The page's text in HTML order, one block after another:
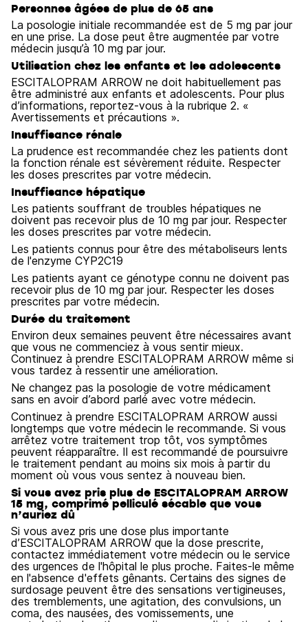
Personnes âgées de plus de 65 ans
La posologie initiale recommandée est de 5 mg par jour
en une prise. La dose peut être augmentée par votre
médecin jusqu’à 10 mg par jour.
Utilisation chez les enfants et les adolescents
ESCITALOPRAM ARROW ne doit habituellement pas
être administré aux enfants et adolescents. Pour plus
d’informations, reportez-vous à la rubrique 2. «
Avertissements et précautions ».
Insuffisance rénale
La prudence est recommandée chez les patients dont
la fonction rénale est sévèrement réduite. Respecter
les doses prescrites par votre médecin.
Insuffisance hépatique
Les patients souffrant de troubles hépatiques ne
doivent pas recevoir plus de 10 mg par jour. Respecter
les doses prescrites par votre médecin.
Les patients connus pour être des métaboliseurs lents
de l'enzyme CYP2C19
Les patients ayant ce génotype connu ne doivent pas
recevoir plus de 10 mg par jour. Respecter les doses
prescrites par votre médecin.
Durée du traitement
Environ deux semaines peuvent être nécessaires avant
que vous ne commenciez à vous sentir mieux.
Continuez à prendre ESCITALOPRAM ARROW même si
vous tardez à ressentir une amélioration.
Ne changez pas la posologie de votre médicament
sans en avoir d’abord parlé avec votre médecin.
Continuez à prendre ESCITALOPRAM ARROW aussi
longtemps que votre médecin le recommande. Si vous
arrêtez votre traitement trop tôt, vos symptômes
peuvent réapparaître. Il est recommandé de poursuivre
le traitement pendant au moins six mois à partir du
moment où vous vous sentez à nouveau bien.
Si vous avez pris plus de ESCITALOPRAM ARROW
15 mg, comprimé pelliculé sécable que vous
n’auriez dû
Si vous avez pris une dose plus importante
d’ESCITALOPRAM ARROW que la dose prescrite,
contactez immédiatement votre médecin ou le service
des urgences de l'hôpital le plus proche. Faites-le même
en l'absence d'effets gênants. Certains des signes de
surdosage peuvent être des sensations vertigineuses,
des tremblements, une agitation, des convulsions, un
coma, des nausées, des vomissements, une